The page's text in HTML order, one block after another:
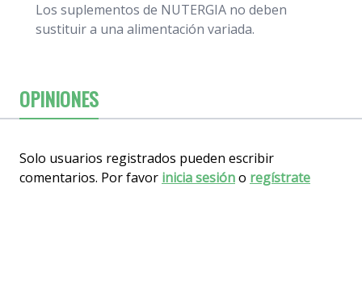
Los suplementos de NUTERGIA no deben
sustituir a una alimentación variada.
OPINIONES
Solo usuarios registrados pueden escribir
comentarios. Por favor inicia sesióno regístrate